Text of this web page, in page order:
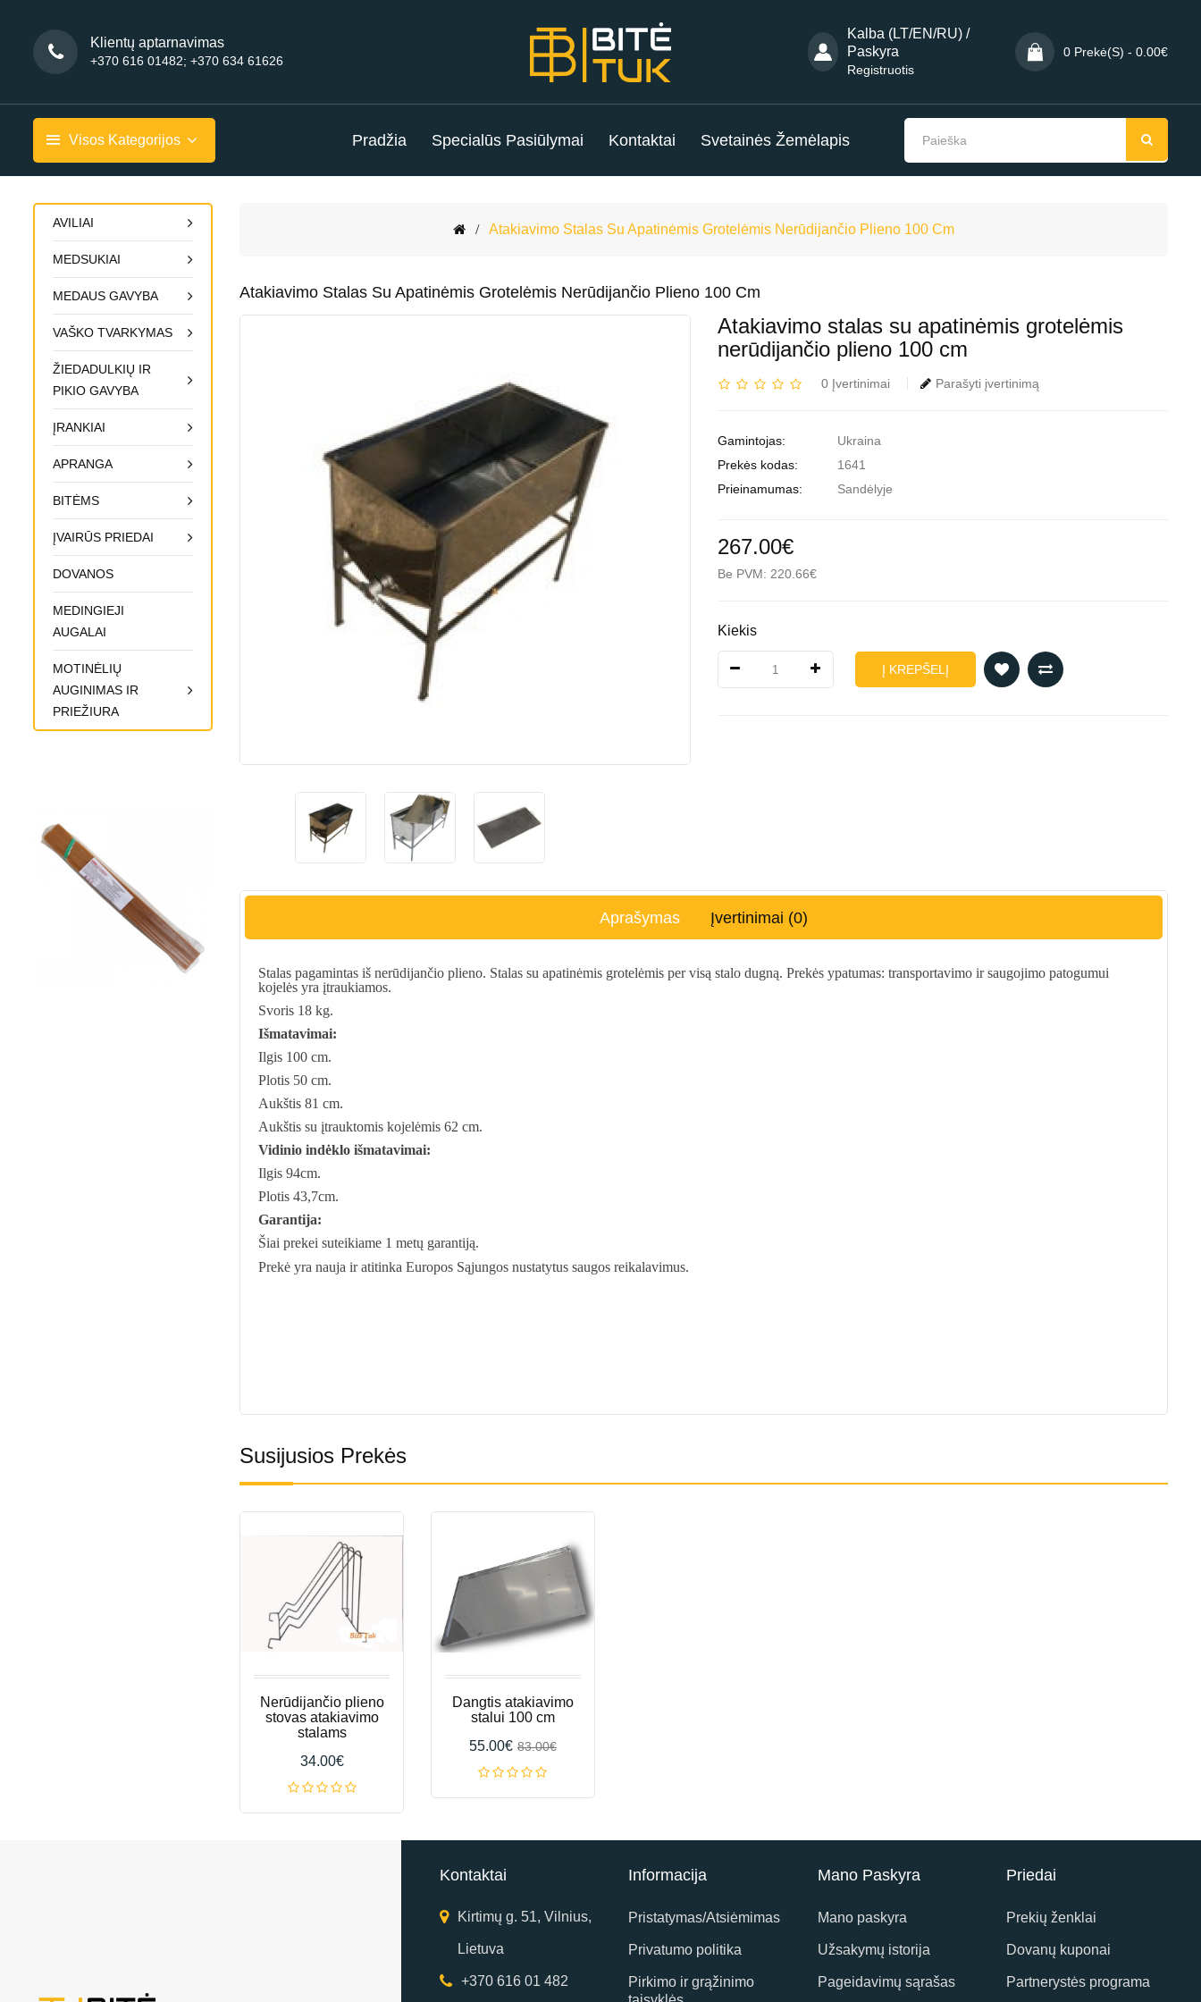
Klientų aptarnavimas
+370 616 01482; +370 634 61626
Kalba (LT/EN/RU) /
Paskyra
Registruotis
0 Prekė(s) - 0.00€
Visos Kategorijos Pradžia Specialūs Pasiūlymai Kontaktai Svetainės Žemėlapis
AVILIAI
MEDSUKIAI
MEDAUS GAVYBA
VAŠKO TVARKYMAS
ŽIEDADULKIŲ IR
PIKIO GAVYBA
ĮRANKIAI
APRANGA
BITĖMS
ĮVAIRŪS PRIEDAI
DOVANOS
MEDINGIEJI
AUGALAI
MOTINĖLIŲ
AUGINIMAS IR
PRIEŽIURA
Atakiavimo Stalas Su Apatinėmis Grotelėmis Nerūdijančio Plieno 100 Cm
Atakiavimo Stalas Su Apatinėmis Grotelėmis Nerūdijančio Plieno 100 Cm
Atakiavimo stalas su apatinėmis grotelėmis
nerūdijančio plieno 100 cm
0 Įvertinimai Parašyti įvertinimą
Gamintojas:
Ukraina
Prekės kodas:
1641
Prieinamumas:
Sandėlyje
267.00€
Be PVM: 220.66€
Kiekis
Į KREPŠELĮ
Aprašymas Įvertinimai (0)
Stalas pagamintas iš nerūdijančio plieno. Stalas su apatinėmis grotelėmis per visą stalo dugną.Prekės ypatumas: transportavimo ir saugojimo patogumui
kojelės yra įtraukiamos.
Svoris 18 kg.
Išmatavimai:
Ilgis 100 cm.
Plotis 50 cm.
Aukštis 81 cm.
Aukštis su įtrauktomis kojelėmis 62 cm.
Vidinio indėklo išmatavimai:
Ilgis 94cm.
Plotis 43,7cm.
Garantija:
Šiai prekei suteikiame 1 metų garantiją.
Prekė yra nauja ir atitinka Europos Sąjungos nustatytus saugos reikalavimus.
Susijusios Prekės
Nerūdijančio plieno
stovas atakiavimo
stalams
34.00€
Dangtis atakiavimo
stalui 100 cm
55.00€ 83.00€
Kontaktai
Kirtimų g. 51, Vilnius,
Lietuva
+370 616 01 482
Informacija
Pristatymas/Atsiėmimas
Privatumo politika
Pirkimo ir grąžinimo
Mano Paskyra
Mano paskyra
Užsakymų istorija
Pageidavimų sąrašas
Priedai
Prekių ženklai
Dovanų kuponai
Partnerystės programa